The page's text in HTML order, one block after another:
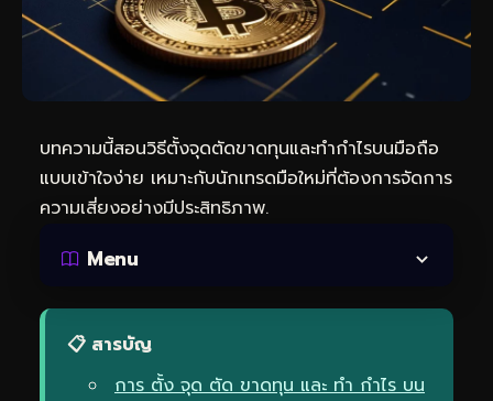
บทความนี้สอนวิธีตั้งจุดตัดขาดทุนและทำกำไรบนมือถือ
แบบเข้าใจง่าย เหมาะกับนักเทรดมือใหม่ที่ต้องการจัดการ
ความเสี่ยงอย่างมีประสิทธิภาพ.
Menu
📋 สารบัญ
การ ตั้ง จุด ตัด ขาดทุน และ ทำ กำไร บน